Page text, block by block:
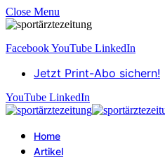
Close Menu
FacebookYouTube LinkedIn
Jetzt Print-Abo sichern!
YouTube LinkedIn
Home
Artikel